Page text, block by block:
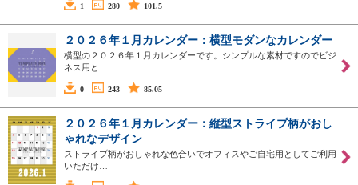
1 280 101.5
２０２６年１月カレンダー：横型モダンなカレンダー
横型の２０２６年１月カレンダーです。シンプルな素材ですのでビジ
ネス用と…
0 243 85.05
２０２６年１月カレンダー：縦型ストライプ柄がおし
ゃれなデザイン
ストライプ柄がおしゃれな色合いでオフィスやご自宅用としてご利用
いただけ…